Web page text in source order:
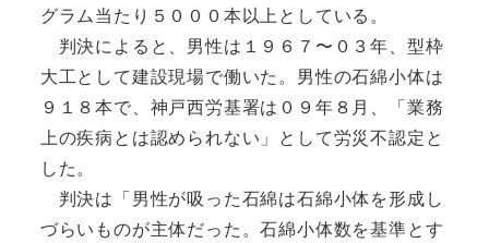
グラム当たり５０００本以上としている。
判決によると、男性は１９６７〜０３年、型枠
大工として建設現場で働いた。男性の石綿小体は
９１８本で、神戸西労基署は０９年８月、「業務
上の疾病とは認められない」として労災不認定と
した。
判決は「男性が吸った石綿は石綿小体を形成し
づらいものが主体だった。石綿小体数を基準とす